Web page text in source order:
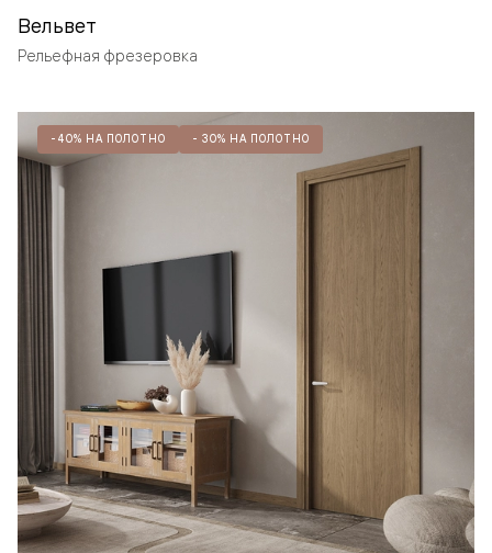
Вельвет
Рельефная фрезеровка
-40% НА ПОЛОТНО - 30% НА ПОЛОТНО